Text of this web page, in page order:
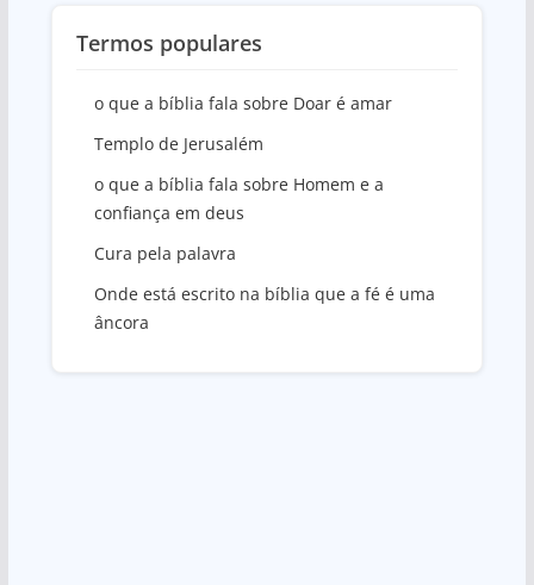
Termos populares
o que a bíblia fala sobre Doar é amar
Templo de Jerusalém
o que a bíblia fala sobre Homem e a
confiança em deus
Cura pela palavra
Onde está escrito na bíblia que a fé é uma
âncora